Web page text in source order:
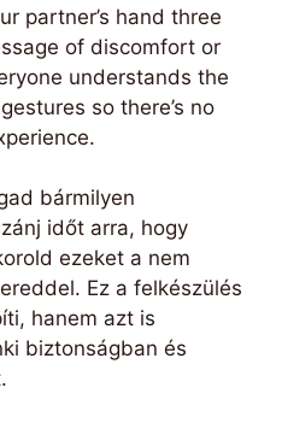
partner’s hand three
of discomfort or
understands the
so there’s no
bármilyen
időt arra, hogy
ezeket a nem
Ez a felkészülés
hanem azt is
biztonságban és